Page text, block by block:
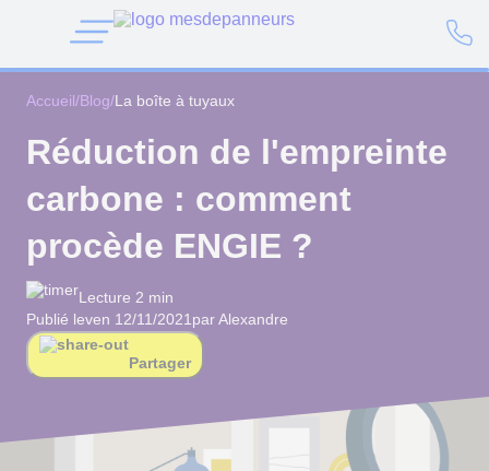
Accueil/Blog/La boîte à tuyaux
Réduction de l'empreinte
carbone : comment
procède ENGIE ?
Lecture 2 min
Publié leven 12/11/2021 par Alexandre
Partager